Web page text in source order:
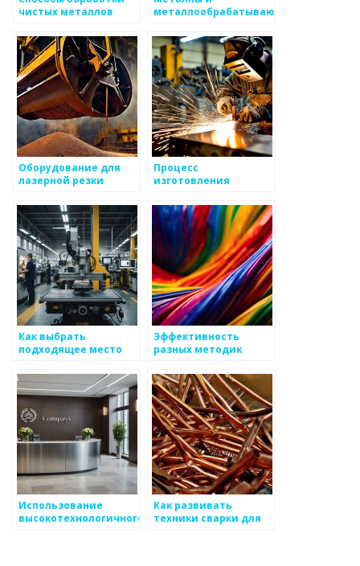
чистых металлов
металлообрабатывающее
Оборудование для
лазерной резки
Процесс
изготовления
технологии и
инструменты
Как выбрать
подходящее место
обработки
металлоизделий
Эффективность
разных методик
Использование
высокотехнологичного
Как развивать
техники сварки для